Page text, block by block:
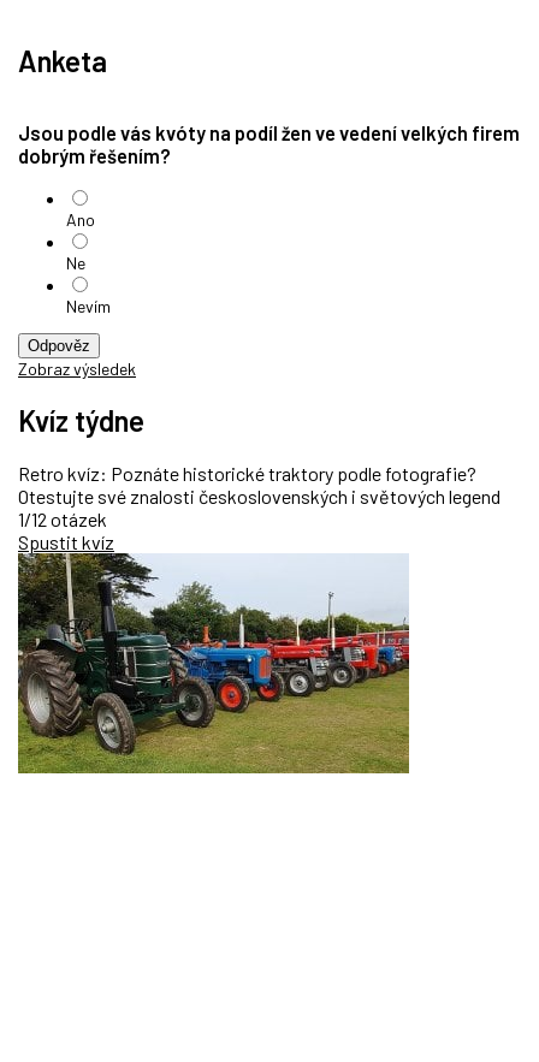
Anketa
Jsou podle vás kvóty na podíl žen ve vedení velkých firem
dobrým řešením?
Ano
Ne
Nevím
Odpověz
Zobraz výsledek
Kvíz týdne
Retro kvíz: Poznáte historické traktory podle fotografie?
Otestujte své znalosti československých i světových legend
1/12 otázek
Spustit kvíz